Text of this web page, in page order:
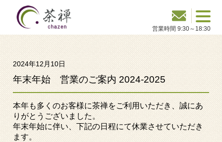
2024年12月10日
年末年始 営業のご案内 2024-2025
本年も多くのお客様に茶禅をご利用いただき、誠にあ
りがとうございました。
年末年始に伴い、下記の日程にて休業させていただき
ます。